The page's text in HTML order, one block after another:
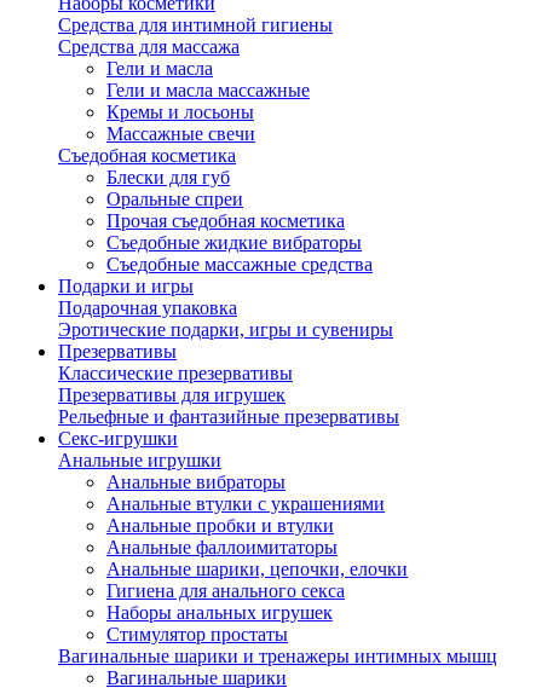
Средства для интимной гигиены
Средства для массажа
Гели и масла
Гели и масла массажные
Кремы и лосьоны
Массажные свечи
Съедобная косметика
Блески для губ
Оральные спреи
Прочая съедобная косметика
Съедобные жидкие вибраторы
Съедобные массажные средства
Подарки и игры
Подарочная упаковка
Эротические подарки, игры и сувениры
Презервативы
Классические презервативы
Презервативы для игрушек
Рельефные и фантазийные презервативы
Секс-игрушки
Анальные игрушки
Анальные вибраторы
Анальные втулки с украшениями
Анальные пробки и втулки
Анальные фаллоимитаторы
Анальные шарики, цепочки, елочки
Гигиена для анального секса
Наборы анальных игрушек
Стимулятор простаты
Вагинальные шарики и тренажеры интимных мышц
Вагинальные шарики